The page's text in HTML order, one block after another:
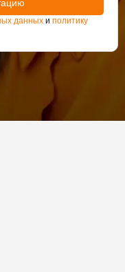
данных и политику